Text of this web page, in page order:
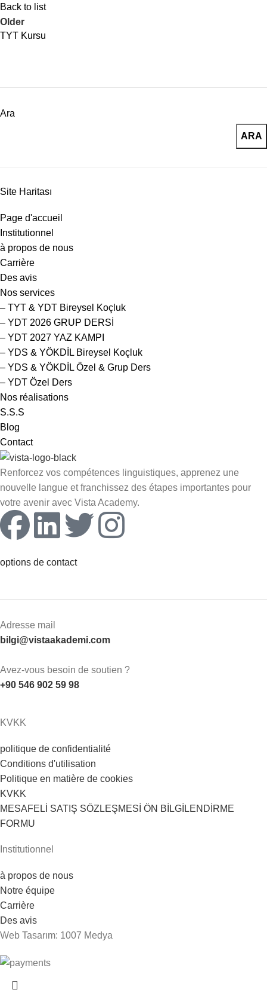
Back to list
Older
TYT Kursu
Ara
ARA
Site Haritası
Page d'accueil
Institutionnel
à propos de nous
Carrière
Des avis
Nos services
– TYT & YDT Bireysel Koçluk
– YDT 2026 GRUP DERSİ
– YDT 2027 YAZ KAMPI
– YDS & YÖKDİL Bireysel Koçluk
– YDS & YÖKDİL Özel & Grup Ders
– YDT Özel Ders
Nos réalisations
S.S.S
Blog
Contact
Renforcez vos compétences linguistiques, apprenez une
nouvelle langue et franchissez des étapes importantes pour
votre avenir avec Vista Academy.
options de contact
Adresse mail
bilgi@vistaakademi.com
Avez-vous besoin de soutien ?
+90 546 902 59 98
KVKK
politique de confidentialité
Conditions d'utilisation
Politique en matière de cookies
KVKK
MESAFELİ SATIŞ SÖZLEŞMESİ ÖN BİLGİLENDİRME
FORMU
Institutionnel
à propos de nous
Notre équipe
Carrière
Des avis
Web Tasarım: 1007 Medya